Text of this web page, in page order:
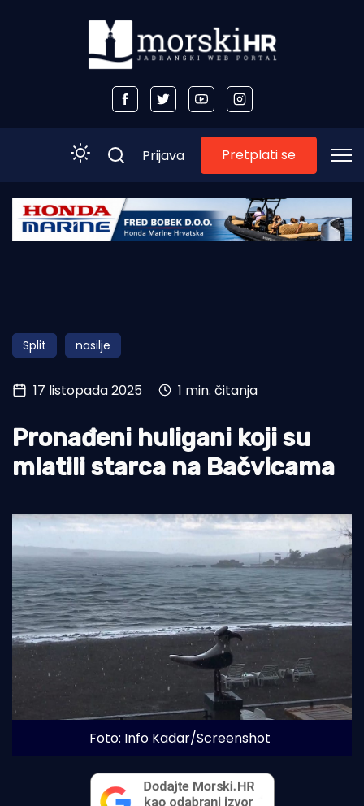
Početna
Obala
Otoci
Turizam i nautika
Pomorstvo
Ribolov
Tradicija i kultura
Prijava Pretplati se
Split nasilje
17 listopada 2025 1 min. čitanja
Pronađeni huligani koji su
mlatili starca na Bačvicama
Foto: Info Kadar/Screenshot